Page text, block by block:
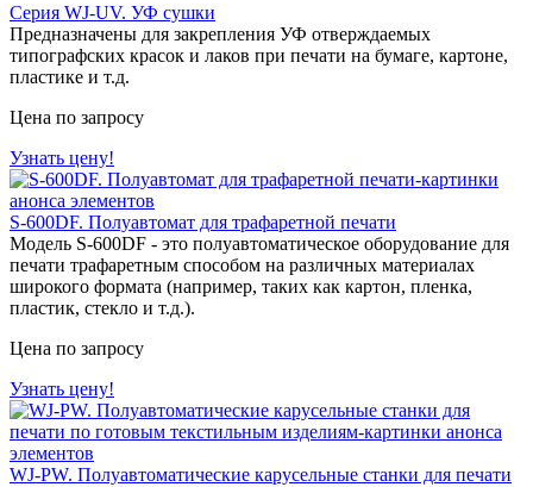
Серия WJ-UV. УФ сушки
Предназначены для закрепления УФ отверждаемых
типографских красок и лаков при печати на бумаге, картоне,
пластике и т.д.
Цена по запросу
Узнать цену!
S-600DF. Полуавтомат для трафаретной печати
Модель S-600DF - это полуавтоматическое оборудование для
печати трафаретным способом на различных материалах
широкого формата (например, таких как картон, пленка,
пластик, стекло и т.д.).
Цена по запросу
Узнать цену!
WJ-PW. Полуавтоматические карусельные станки для печати